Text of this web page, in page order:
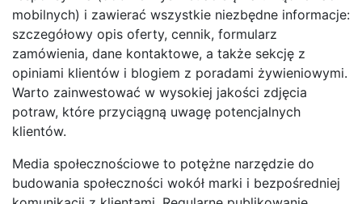
mobilnych) i zawierać wszystkie niezbędne informacje:
szczegółowy opis oferty, cennik, formularz
zamówienia, dane kontaktowe, a także sekcję z
opiniami klientów i blogiem z poradami żywieniowymi.
Warto zainwestować w wysokiej jakości zdjęcia
potraw, które przyciągną uwagę potencjalnych
klientów.
Media społecznościowe to potężne narzędzie do
budowania społeczności wokół marki i bezpośredniej